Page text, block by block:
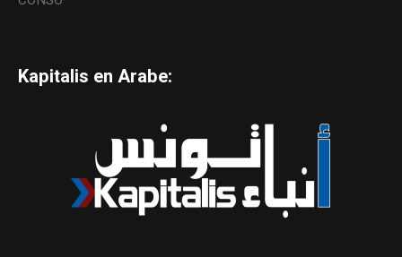
Kapitalis en Arabe: